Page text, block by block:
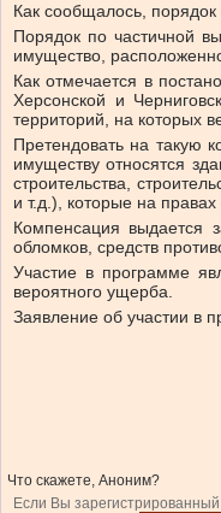
Как сообщалось,
Порядок по частичной
имущество,
Как отмечается в
Херсонской и
территорий, на которых
Претендовать на такую
имуществу относятся
строительства,
и т.д.), которые на
Компенсация выдается
обломков, средств
Участие в программе
вероятного ущерба.
Заявление об участии в
Что скажете, Аноним?
Если Вы зарегистрированный